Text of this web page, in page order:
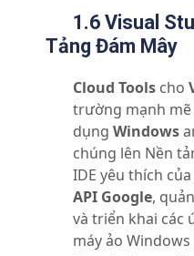
1.6 Visual
Tảng Đám Mây
Cloud Tools cho
trường mạnh mẽ
dụngWindows
chúng lên Nền
IDE yêu thích
API Google,
và triển khai các
máy ảo